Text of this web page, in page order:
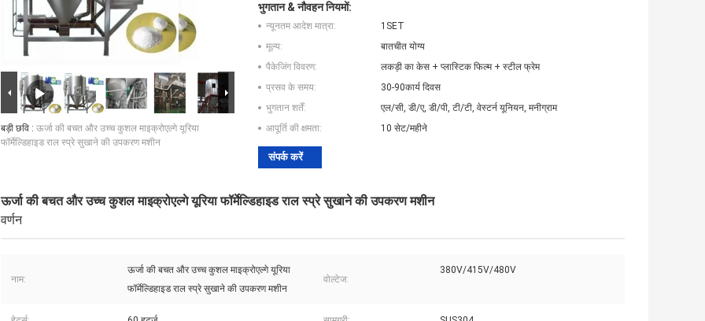
बड़ी छवि : ऊर्जा की बचत और उच्च कुशल माइक्रोएल्गे यूरिया
फॉर्मेल्डिहाइड राल स्प्रे सुखाने की उपकरण मशीन
भुगतान & नौवहन नियमों:
न्यूनतम आदेश मात्रा:
1SET
मूल्य:
बातचीत योग्य
पैकेजिंग विवरण:
लकड़ी का केस + प्लास्टिक फिल्म + स्टील फ्रेम
प्रसव के समय:
30-90कार्य दिवस
भुगतान शर्तें:
एल/सी, डी/ए, डी/पी, टी/टी, वेस्टर्न यूनियन, मनीग्राम
आपूर्ति की क्षमता:
10 सेट/महीने
संपर्क करें
ऊर्जा की बचत और उच्च कुशल माइक्रोएल्गे यूरिया फॉर्मेल्डिहाइड राल स्प्रे सुखाने की उपकरण मशीन
वर्णन
नाम:
ऊर्जा की बचत और उच्च कुशल माइक्रोएल्गे यूरिया
फॉर्मेल्डिहाइड राल स्प्रे सुखाने की उपकरण मशीन
वोल्टेज:
380V/415V/480V